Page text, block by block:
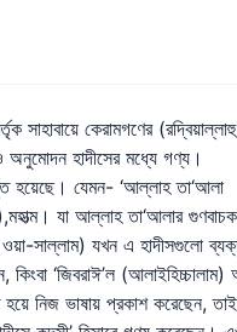
কোন অংশী স্থির না করে আমার সাথে সাক্ষাত কর, নিশ্চয়ই আমি সে পরিমাণ ক্ষমা নিয়ে তোমার কাছে আসব।” [তিরমিযী, তিবরানী ও বায়হাকী এ হাদীসটি হযরত আবূ যর (রা.) থেকে সংগ্রহ করেছেন] ১৭. রাসূলুল্লাহ (সাল্লাল্লাহু আলাইহি ওয়া-সাল্লাম) বলেছেন- মহান মর্যাদাশালী আল্লাহ বলেছেন, “হে আদম সন্তান! যে পর্যন্ত তুমি আমার উপাসনা কর এবং আমার কাছে কামনা কর, আর আমার সাথে কোন শরীক না কর, সে পর্যন্ত আমি তোমার সকল পাপ মার্জনা করে দেই। আর তুমি যদি আকাশসমূহ ভরা অপরাধ ও পাপ নিয়ে আমার দিকে এগুতে থাক, আমিও অনুরূপ ক্ষমা নিয়ে তোমার দিকে এগিয়ে আসি এবং তোমাকে ক্ষমা করে দেই। আর আমি সকল পরিণামের ঊর্দ্ধে।” [শীরাযী এ হাদীসটি হযরত আবুদ্‌ দারদা (রদ্বিয়াল্লাহু আনহু) থেকে সংগ্রহ করেছেন] ১৮. রাসূলুল্লাহ (সাল্লাল্লাহু আলাইহি ওয়া-সাল্লাম) বলেছেন- মহান ও পরাক্রান্ত আল্লাহ্‌ বলেন, “যে লোক কোন ভাল কাজ করে তার জন্য ওর দশগুন এবং তার চেয়েও বেশি পুরস্কার রয়েছে। আর যে লোক কোন খারাপ কাজ করে, এর প্রতিদান ওর সমপরিমান কিংবা আমি তা ক্ষমা করে দেই। আর যে লোক আমার সাথে কোন কিছু শরীক না করে পৃথিবী সমান পাপ করে তারপর আমার সাথে সাক্ষাত করে, আমি তাকে ওর সমপরিমাণ মার্জনা করে থাকি। আর আমার দিকে এক হাত অগ্রসর হয়, আমি তার দিকে দু’হাত অগ্রসর হই। যে লোক আমার দিকে হেঁটে অগ্রসর হয়, আমি দ্রুত পায়ে তার দিকে অগ্রসর হই।” [আহমদ, মুসলিম, ইবনে মাজা ও আবূ আওয়ানা এ হাদীসটি হযরত আবূ যর (রদ্বিয়াল্লাহু আনহু) থেকে সংগ্রহ করেছেন] ১৯. রাসূলুল্লাহ (সাল্লাল্লাহু আলাইহি ওয়া-সাল্লাম) বলেছেন- মহান মর্যাদাশীল আল্লাহ্‌ বলেছেন, “যে লোক জানে যে, আমি যাঁবতীয় গুনাহ মাফের অধিকারী, তাকে আমি মাফ করে দেই। আর আমার সাথে কোন কিছুকে শরীক না করা পর্যন্ত আমি কারো কোন দোষ ধরি না।” [তিবরানী ও হাকেম এ হাদীসটি হযরত ইবনে আব্বাস (রদ্বিয়াল্লাহু আনহু) থেকে সংগ্রহ করেছেন] সময় ও কালকে গালি দেয়াও শিরক: ২০. রাসূলুল্লাহ (সাল্লাল্লাহু আলাইহি ওয়া-সাল্লাম) বলেছেন- মহান মর্যাদাশীল আল্লাহ বলেছেন, “আদম সন্তান কালকে গালি দিয়ে আমাকে কষ্ট দেয়, অথচ আমিই কাল, কর্তৃত্ব